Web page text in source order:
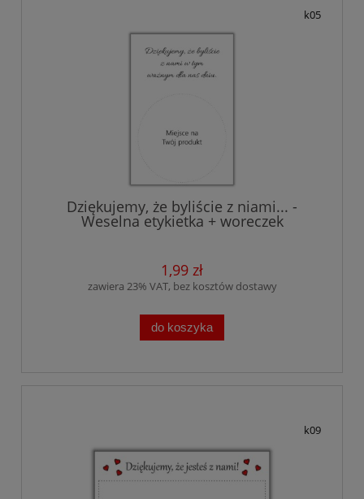
k05
Dziękujemy, że byliście z niami... -
Weselna etykietka + woreczek
1,99 zł
zawiera 23% VAT, bez kosztów dostawy
do koszyka
k09